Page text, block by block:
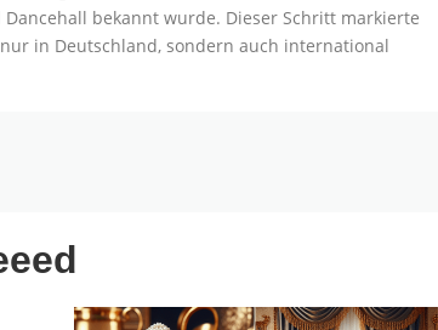
bekannt wurde. Dieser Schritt markierte
in Deutschland, sondern auch international